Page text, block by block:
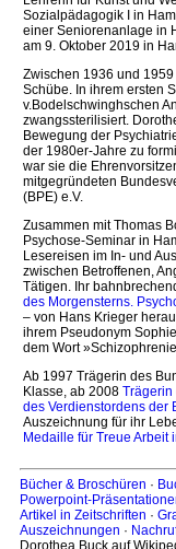
Sozialpädagogik I in
einer Seniorenanlage in
am 9. Oktober 2019 in
Zwischen 1936 und
Schübe. In ihrem ersten
v.Bodelschwinghschen
zwangssterilisiert.
Bewegung der
der 1980er-Jahre zu
war sie die
mitgegründeten
(BPE) e.V.
Zusammen mit Thomas
Psychose-Seminar in
Lesereisen im In- und
zwischen Betroffenen,
Tätigen. Ihr
des Morgensterns.
– von Hans Krieger
ihrem Pseudonym
dem Wort
Ab 1997 Trägerin des
Klasse, ab 2008 Trägerin
des Verdienstordens der
Auszeichnung für ihr
Medaille für Treue Arbeit
Bücher & Broschüren ·
Powerpoint-
Artikel in Zeitschriften ·
Auszeichnungen ·
Dorothea Buck auf